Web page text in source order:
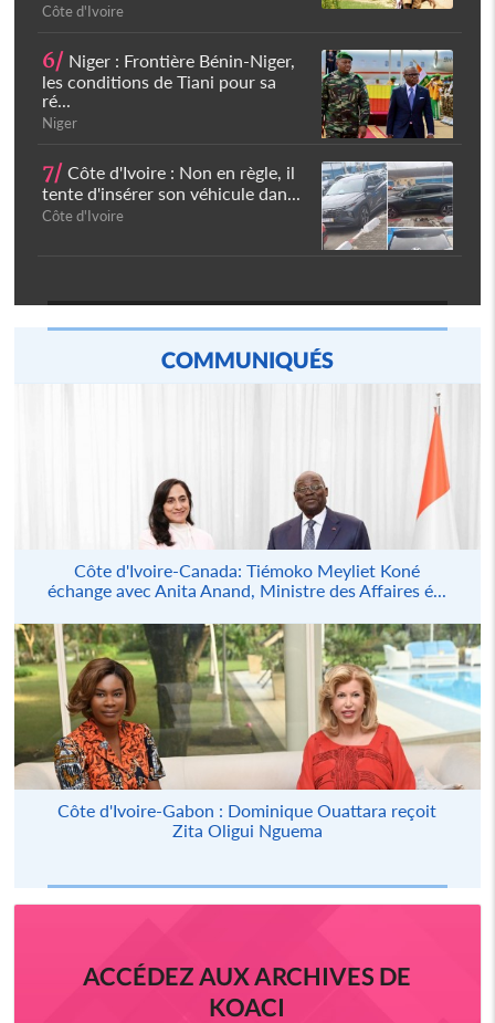
Côte d'Ivoire
6/ Niger : Frontière Bénin-Niger,
les conditions de Tiani pour sa
ré...
Niger
7/ Côte d'Ivoire : Non en règle, il
tente d'insérer son véhicule dan...
Côte d'Ivoire
COMMUNIQUÉS
Côte d'Ivoire-Canada: Tiémoko Meyliet Koné
échange avec Anita Anand, Ministre des Affaires é...
Côte d'Ivoire-Gabon : Dominique Ouattara reçoit
Zita Oligui Nguema
ACCÉDEZ AUX ARCHIVES DE
KOACI